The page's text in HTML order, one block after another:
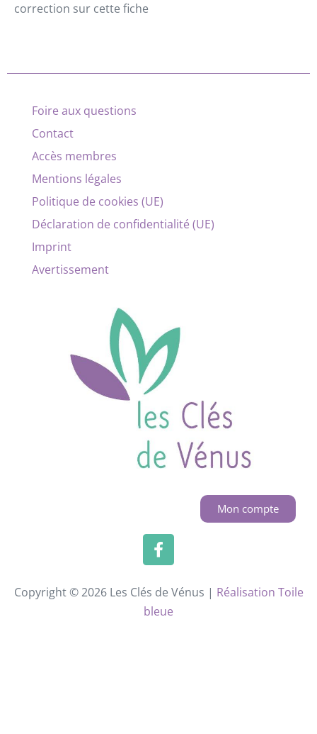
correction sur cette fiche
Foire aux questions
Contact
Accès membres
Mentions légales
Politique de cookies (UE)
Déclaration de confidentialité (UE)
Imprint
Avertissement
Mon compte
Copyright © 2026 Les Clés de Vénus | Réalisation Toile
bleue